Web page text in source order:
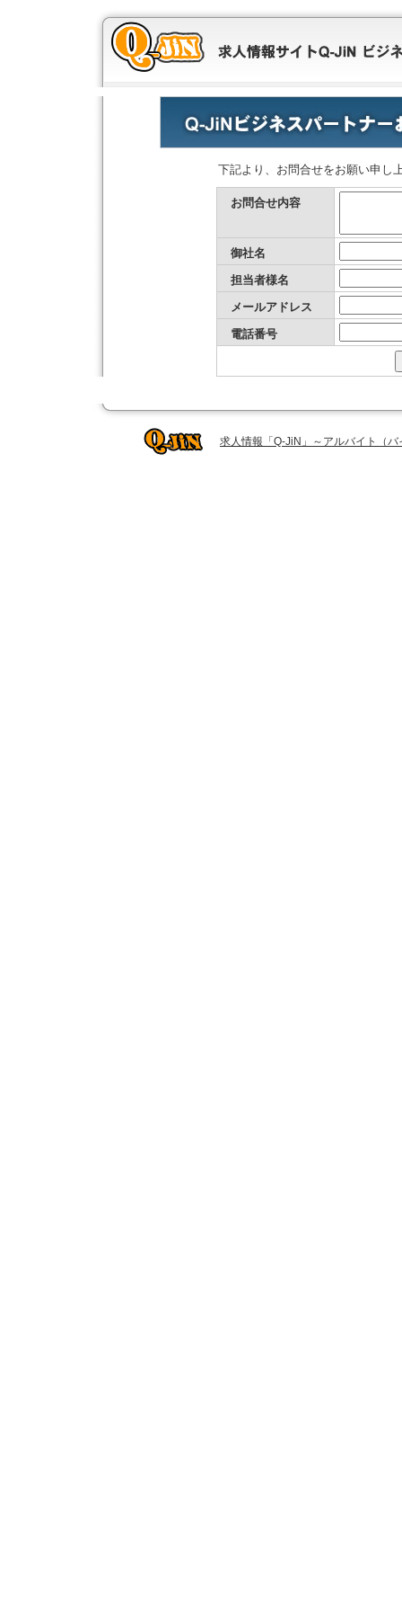
下記より、お問合せをお願い申し
お問合せ内容
御社名
担当者様名
メールアドレス
電話番号
求人情報「Q-JiN」～アルバイト（